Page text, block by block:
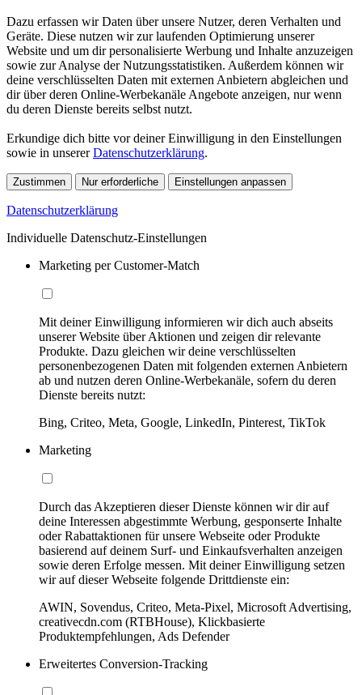
Dazu erfassen wir Daten über unsere Nutzer, deren Verhalten und
Geräte. Diese nutzen wir zur laufenden Optimierung unserer
Website und um dir personalisierte Werbung und Inhalte anzuzeigen
sowie zur Analyse der Nutzungsstatistiken. Außerdem können wir
deine verschlüsselten Daten mit externen Anbietern abgleichen und
dir über deren Online-Werbekanäle Angebote anzeigen, nur wenn
du deren Dienste bereits selbst nutzt.
Erkundige dich bitte vor deiner Einwilligung in den Einstellungen
sowie in unsererDatenschutzerklärung.
Zustimmen Nur erforderliche Einstellungen anpassen
Datenschutzerklärung
Individuelle Datenschutz-Einstellungen
Marketing per Customer-Match
Mit deiner Einwilligung informieren wir dich auch abseits
unserer Website über Aktionen und zeigen dir relevante
Produkte. Dazu gleichen wir deine verschlüsselten
personenbezogenen Daten mit folgenden externen Anbietern
ab und nutzen deren Online-Werbekanäle, sofern du deren
Dienste bereits nutzt:
Bing, Criteo, Meta, Google, LinkedIn, Pinterest, TikTok
Marketing
Durch das Akzeptieren dieser Dienste können wir dir auf
deine Interessen abgestimmte Werbung, gesponserte Inhalte
oder Rabattaktionen für unsere Webseite oder Produkte
basierend auf deinem Surf- und Einkaufsverhalten anzeigen
sowie deren Erfolge messen. Mit deiner Einwilligung setzen
wir auf dieser Webseite folgende Drittdienste ein:
AWIN, Sovendus, Criteo, Meta-Pixel, Microsoft Advertising,
creativecdn.com (RTBHouse), Klickbasierte
Produktempfehlungen, Ads Defender
Erweitertes Conversion-Tracking